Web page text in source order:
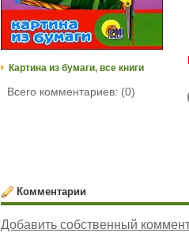
Картина из бумаги, все книги
Всего комментариев: (0)
Комментарии
Добавить собственный